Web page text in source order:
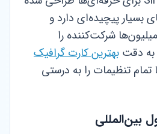
بسیار پیچیده‌ای دارد و
شرکت‌کننده را
به دقت بهترین کارت گرافیک
تمام تنظیمات را به درستی
بین‌المللی